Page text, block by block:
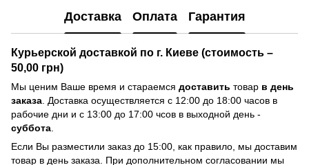
Доставка Оплата Гарантия
Курьерской доставкой по г. Киеве (стоимость –
50,00 грн)
Мы ценим Ваше время и стараемся доставить товар в день
заказа . Доставка осуществляется с 12:00 до 18:00 часов в
рабочие дни и с 13:00 до 17:00 чсов в выходной день -
суббота
Если Вы разместили заказ до 15:00, как правило, мы доставим
товар в день заказа. При дополнительном согласовании мы